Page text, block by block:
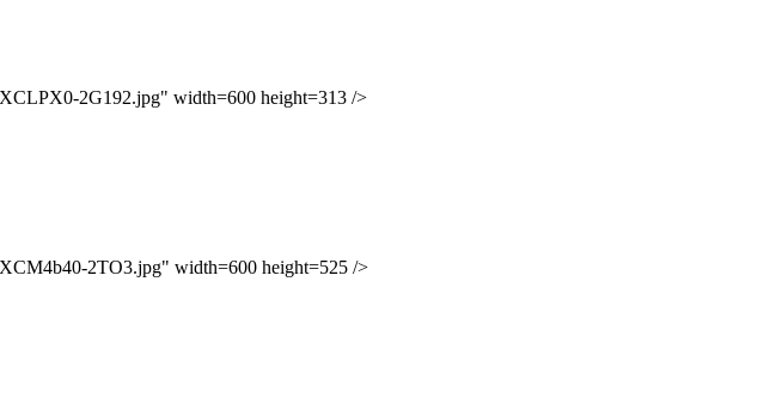
2G192.jpg" width=600 height=313 />
2TO3.jpg" width=600 height=525 />